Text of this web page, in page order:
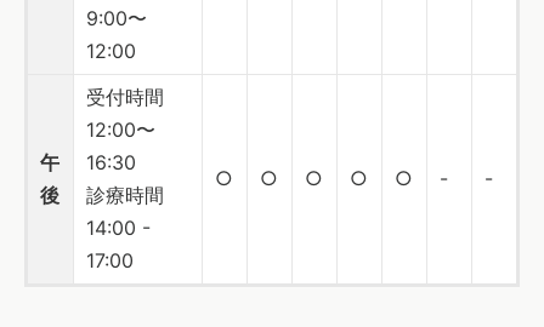
9:00〜
12:00
午
後
受付時間
12:00〜
16:30
診療時間
14:00 -
17:00
○ ○ ○ ○ ○ - -